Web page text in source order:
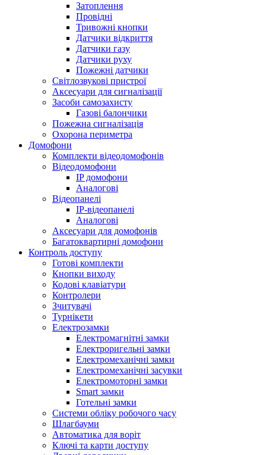
Затоплення
Провідні
Тривожні кнопки
Датчики відкриття
Датчики газу
Датчики руху
Пожежні датчики
Світлозвукові пристрої
Аксесуари для сигналізації
Засоби самозахисту
Газові балончики
Пожежна сигналізація
Охорона периметра
Домофони
Комплекти відеодомофонів
Відеодомофони
IP домофони
Аналогові
Відеопанелі
IP-відеопанелі
Аналогові
Аксесуари для домофонів
Багатоквартирні домофони
Контроль доступу
Готові комплекти
Кнопки виходу
Кодові клавіатури
Контролери
Зчитувачі
Турнікети
Електрозамки
Електромагнітні замки
Електроригельні замки
Електромеханічні замки
Електромеханічні засувки
Електромоторні замки
Smart замки
Готельні замки
Системи обліку робочого часу
Шлагбауми
Автоматика для воріт
Ключі та карти доступу